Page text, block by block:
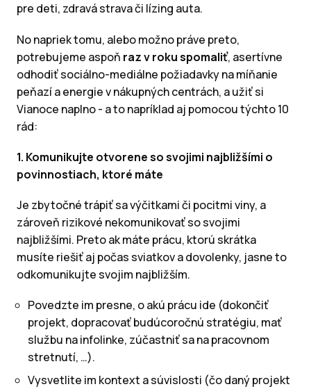
pre deti, zdravá strava či lízing auta.
No napriek tomu, alebo možno práve preto,
potrebujeme aspoň raz v roku spomaliť, asertívne
odhodiť sociálno-mediálne požiadavky na míňanie
peňazí a energie v nákupných centrách, a užiť si
Vianoce naplno - a to napríklad aj pomocou týchto 10
rád:
1. Komunikujte otvorene so svojimi najbližšími o
povinnostiach, ktoré máte
Je zbytočné trápiť sa výčitkami či pocitmi viny, a
zároveň rizikové nekomunikovať so svojimi
najbližšími. Preto ak máte prácu, ktorú skrátka
musíte riešiť aj počas sviatkov a dovolenky, jasne to
odkomunikujte svojim najbližším.
Povedzte im presne, o akú prácu ide (dokončiť
projekt, dopracovať budúcoročnú stratégiu, mať
službu na infolinke, zúčastniť sa na pracovnom
stretnutí, …).
Vysvetlite im kontext a súvislosti (čo daný projekt